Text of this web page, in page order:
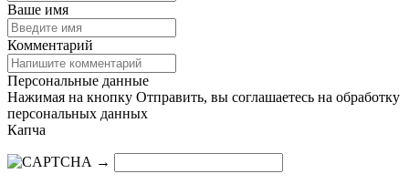
Ваше имя
Комментарий
Персональные данные
Нажимая на кнопку Отправить, вы соглашаетесь на обработку
персональных данных
Капча
→